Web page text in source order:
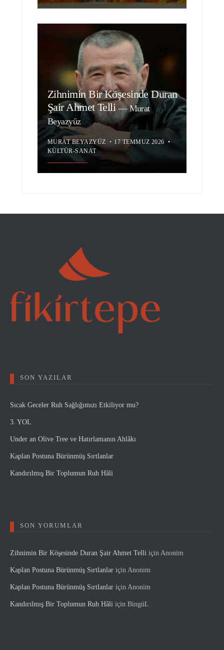
Zihnimin Bir Köşesinde Duran
Şair Ahmet Telli—Murat
Beyazyüz
MURAT BEYAZYÜZ • 17 TEMMUZ 2026 •
KÜLTÜR-SANAT
SON YAZILAR
Sıcak Geceler Ruh Sağlığımızı Etkiliyor mu?
3. YOL
Under an Olive Tree ve Hatırlamanın Ahlâkı
Kaplan Postuna Bürünmüş Sırtlanlar
Kandırılmış Bir Toplumun Ruh Hâli
SON YORUMLAR
Zihnimin Bir Köşesinde Duran Şair Ahmet Telli için Anonim
Kaplan Postuna Bürünmüş Sırtlanlar için Anonim
Kaplan Postuna Bürünmüş Sırtlanlar için Anonim
Kandırılmış Bir Toplumun Ruh Hâli için BingüL